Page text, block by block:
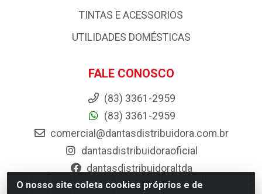
O nosso site coleta cookies próprios e de
TINTAS E ACESSORIOS
UTILIDADES DOMÉSTICAS
FALE CONOSCO
(83) 3361-2959
(83) 3361-2959
comercial@dantasdistribuidora.com.br
dantasdistribuidoraoficial
dantasdistribuidoraltda